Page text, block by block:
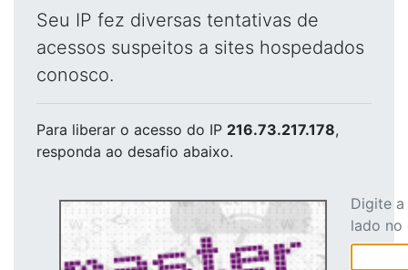
Seu IP fez diversas tentativas de
acessos suspeitos a sites hospedados
conosco.
Para liberar o acesso do IP 216.73.217.178,
responda ao desafio abaixo.
Digite
lado no